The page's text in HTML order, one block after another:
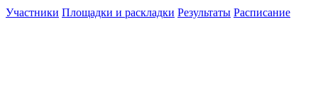
Участники Площадки и раскладки Результаты Расписание